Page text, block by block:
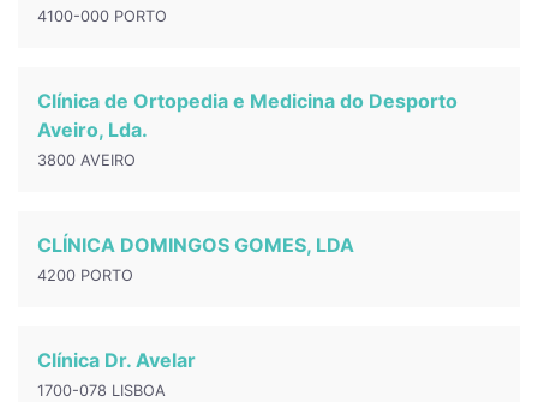
4100-000 PORTO
Clínica de Ortopedia e Medicina do Desporto
Aveiro, Lda.
3800 AVEIRO
CLÍNICA DOMINGOS GOMES, LDA
4200 PORTO
Clínica Dr. Avelar
1700-078 LISBOA